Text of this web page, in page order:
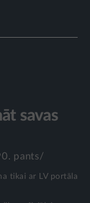
savas
pants/
tikai ar LV portāla